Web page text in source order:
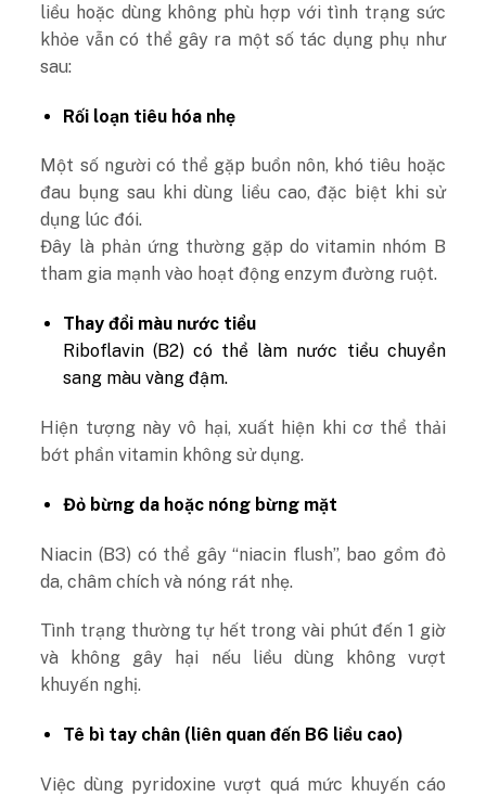
liều hoặc dùng không phù hợp với tình trạng sức
khỏe vẫn có thể gây ra một số tác dụng phụ như
sau:
Rối loạn tiêu hóa nhẹ
Một số người có thể gặp buồn nôn, khó tiêu hoặc
đau bụng sau khi dùng liều cao, đặc biệt khi sử
dụng lúc đói.
Đây là phản ứng thường gặp do vitamin nhóm B
tham gia mạnh vào hoạt động enzym đường ruột.
Thay đổi màu nước tiểu
Riboflavin (B2) có thể làm nước tiểu chuyển
sang màu vàng đậm.
Hiện tượng này vô hại, xuất hiện khi cơ thể thải
bớt phần vitamin không sử dụng.
Đỏ bừng da hoặc nóng bừng mặt
Niacin (B3) có thể gây “niacin flush”, bao gồm đỏ
da, châm chích và nóng rát nhẹ.
Tình trạng thường tự hết trong vài phút đến 1 giờ
và không gây hại nếu liều dùng không vượt
khuyến nghị.
Tê bì tay chân (liên quan đến B6 liều cao)
Việc dùng pyridoxine vượt quá mức khuyến cáo